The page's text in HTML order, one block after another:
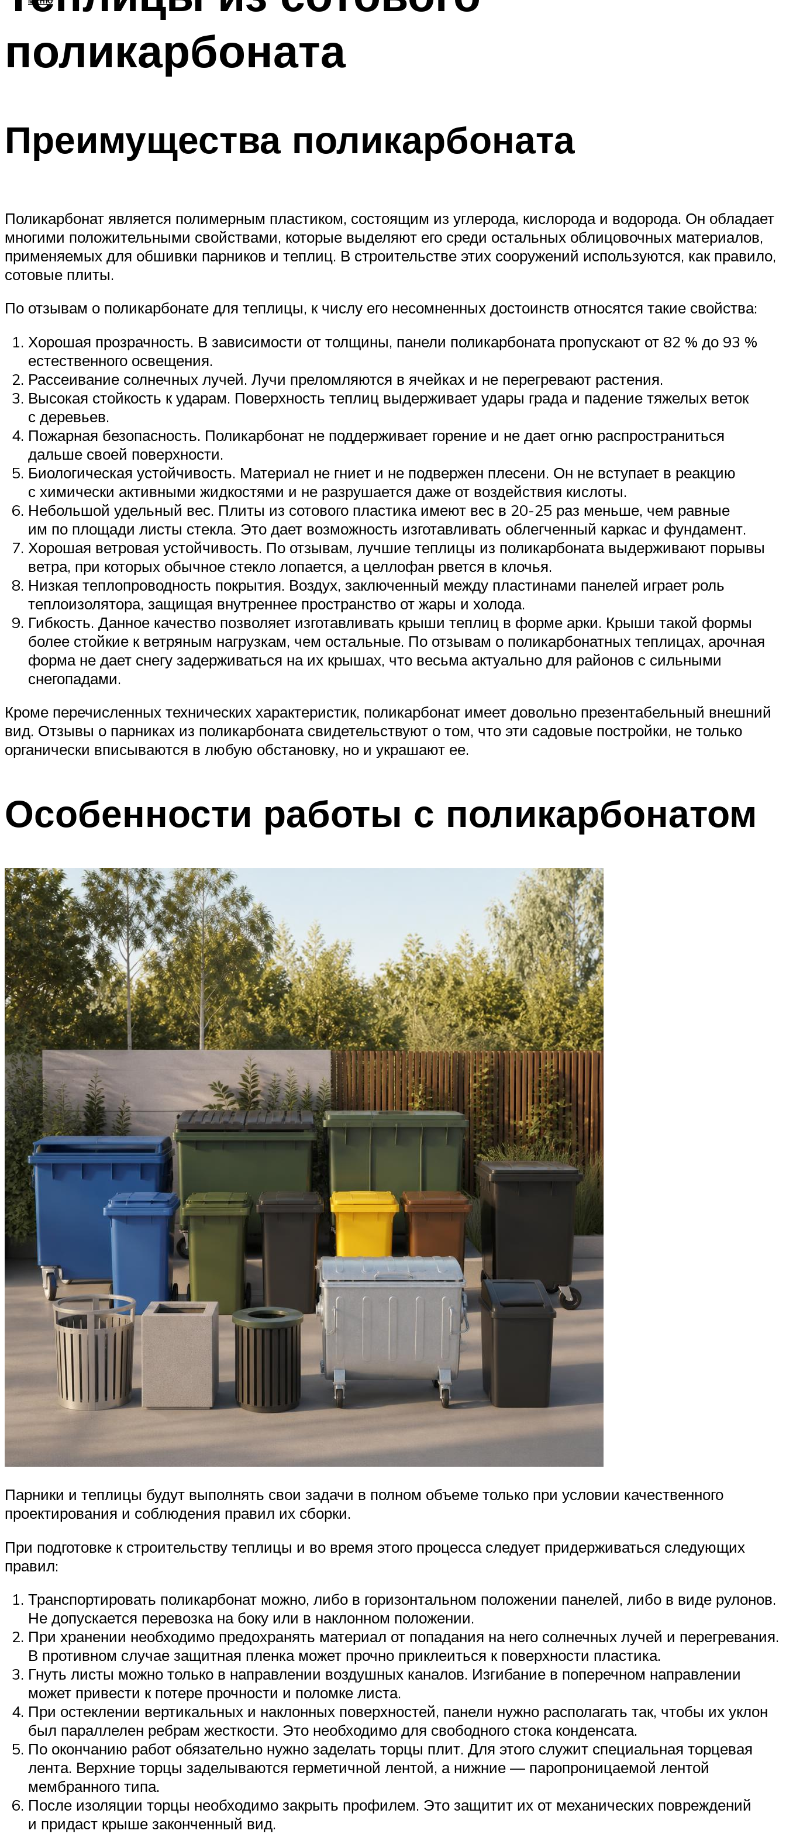
поликарбоната
Преимущества поликарбоната
Поликарбонат является полимерным пластиком, состоящим из углерода, кислорода и водорода. Он обладает
многими положительными свойствами, которые выделяют его среди остальных облицовочных материалов,
применяемых для обшивки парников и теплиц. В строительстве этих сооружений используются, как правило,
сотовые плиты.
По отзывам о поликарбонате для теплицы, к числу его несомненных достоинств относятся такие свойства:
Хорошая прозрачность. В зависимости от толщины, панели поликарбоната пропускают от 82 % до 93 %
естественного освещения.
Рассеивание солнечных лучей. Лучи преломляются в ячейках и не перегревают растения.
Высокая стойкость к ударам. Поверхность теплиц выдерживает удары града и падение тяжелых веток
с деревьев.
Пожарная безопасность. Поликарбонат не поддерживает горение и не дает огню распространиться
дальше своей поверхности.
Биологическая устойчивость. Материал не гниет и не подвержен плесени. Он не вступает в реакцию
с химически активными жидкостями и не разрушается даже от воздействия кислоты.
Небольшой удельный вес. Плиты из сотового пластика имеют вес в 20-25 раз меньше, чем равные
им по площади листы стекла. Это дает возможность изготавливать облегченный каркас и фундамент.
Хорошая ветровая устойчивость. По отзывам, лучшие теплицы из поликарбоната выдерживают порывы
ветра, при которых обычное стекло лопается, а целлофан рвется в клочья.
Низкая теплопроводность покрытия. Воздух, заключенный между пластинами панелей играет роль
теплоизолятора, защищая внутреннее пространство от жары и холода.
Гибкость. Данное качество позволяет изготавливать крыши теплиц в форме арки. Крыши такой формы
более стойкие к ветряным нагрузкам, чем остальные. По отзывам о поликарбонатных теплицах, арочная
форма не дает снегу задерживаться на их крышах, что весьма актуально для районов с сильными
снегопадами.
Кроме перечисленных технических характеристик, поликарбонат имеет довольно презентабельный внешний
вид. Отзывы о парниках из поликарбоната свидетельствуют о том, что эти садовые постройки, не только
органически вписываются в любую обстановку, но и украшают ее.
Особенности работы с поликарбонатом
Парники и теплицы будут выполнять свои задачи в полном объеме только при условии качественного
проектирования и соблюдения правил их сборки.
При подготовке к строительству теплицы и во время этого процесса следует придерживаться следующих
правил:
Транспортировать поликарбонат можно, либо в горизонтальном положении панелей, либо в виде рулонов.
Не допускается перевозка на боку или в наклонном положении.
При хранении необходимо предохранять материал от попадания на него солнечных лучей и перегревания.
В противном случае защитная пленка может прочно приклеиться к поверхности пластика.
Гнуть листы можно только в направлении воздушных каналов. Изгибание в поперечном направлении
может привести к потере прочности и поломке листа.
При остеклении вертикальных и наклонных поверхностей, панели нужно располагать так, чтобы их уклон
был параллелен ребрам жесткости. Это необходимо для свободного стока конденсата.
По окончанию работ обязательно нужно заделать торцы плит. Для этого служит специальная торцевая
лента. Верхние торцы заделываются герметичной лентой, а нижние — паропроницаемой лентой
мембранного типа.
После изоляции торцы необходимо закрыть профилем. Это защитит их от механических повреждений
и придаст крыше законченный вид.